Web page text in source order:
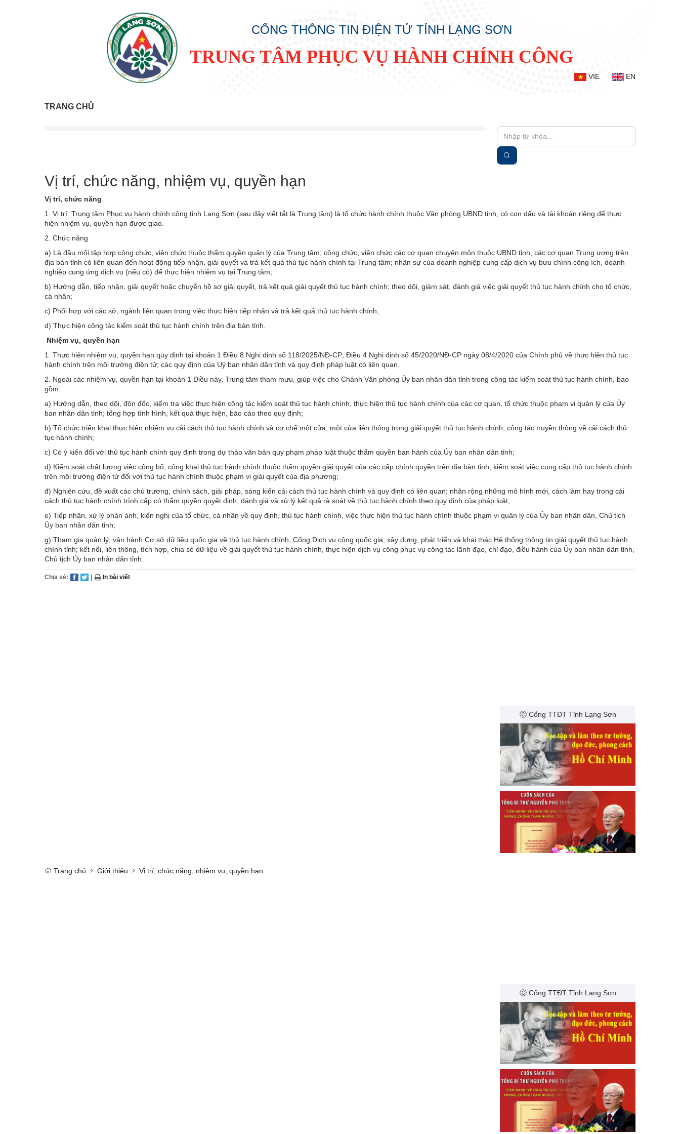
CỔNG THÔNG TIN ĐIỆN TỬ TỈNH LẠNG SƠN
TRUNG TÂM PHỤC VỤ HÀNH CHÍNH CÔNG
VIE EN
TRANG CHỦ
Vị trí, chức năng, nhiệm vụ, quyền hạn
Vị trí, chức năng
1. Vị trí: Trung tâm Phục vụ hành chính công tỉnh Lạng Sơn (sau đây viết tắt là Trung tâm) là tổ chức hành chính thuộc Văn phòng UBND tỉnh, có con dấu và tài khoản riêng để thực
hiện nhiệm vụ, quyền hạn được giao.
2. Chức năng
a) Là đầu mối tập hợp công chức, viên chức thuộc thẩm quyền quản lý của Trung tâm; công chức, viên chức các cơ quan chuyên môn thuộc UBND tỉnh, các cơ quan Trung ương trên
địa bàn tỉnh có liên quan đến hoạt động tiếp nhận, giải quyết và trả kết quả thủ tục hành chính tại Trung tâm; nhân sự của doanh nghiệp cung cấp dịch vụ bưu chính công ích, doanh
nghiệp cung ứng dịch vụ (nếu có) để thực hiện nhiệm vụ tại Trung tâm;
b) Hướng dẫn, tiếp nhận, giải quyết hoặc chuyển hồ sơ giải quyết, trả kết quả giải quyết thủ tục hành chính; theo dõi, giám sát, đánh giá việc giải quyết thủ tục hành chính cho tổ chức,
cá nhân;
c) Phối hợp với các sở, ngành liên quan trong việc thực hiện tiếp nhận và trả kết quả thủ tục hành chính;
d) Thực hiện công tác kiểm soát thủ tục hành chính trên địa bàn tỉnh.
Nhiệm vụ, quyền hạn
1. Thực hiện nhiệm vụ, quyền hạn quy định tại khoản 1 Điều 8 Nghị định số 118/2025/NĐ-CP; Điều 4 Nghị định số 45/2020/NĐ-CP ngày 08/4/2020 của Chính phủ về thực hiện thủ tục
hành chính trên môi trường điện tử; các quy định của Uỷ ban nhân dân tỉnh và quy định pháp luật có liên quan.
2. Ngoài các nhiệm vụ, quyền hạn tại khoản 1 Điều này, Trung tâm tham mưu, giúp việc cho Chánh Văn phòng Ủy ban nhân dân tỉnh trong công tác kiểm soát thủ tục hành chính, bao
gồm:
a) Hướng dẫn, theo dõi, đôn đốc, kiểm tra việc thực hiện công tác kiểm soát thủ tục hành chính, thực hiện thủ tục hành chính của các cơ quan, tổ chức thuộc phạm vi quản lý của Ủy
ban nhân dân tỉnh; tổng hợp tình hình, kết quả thực hiện, báo cáo theo quy định;
b) Tổ chức triển khai thực hiện nhiệm vụ cải cách thủ tục hành chính và cơ chế một cửa, một cửa liên thông trong giải quyết thủ tục hành chính; công tác truyền thông về cải cách thủ
tục hành chính;
c) Có ý kiến đối với thủ tục hành chính quy định trong dự thảo văn bản quy phạm pháp luật thuộc thẩm quyền ban hành của Ủy ban nhân dân tỉnh;
d) Kiểm soát chất lượng việc công bố, công khai thủ tục hành chính thuộc thẩm quyền giải quyết của các cấp chính quyền trên địa bàn tỉnh; kiểm soát việc cung cấp thủ tục hành chính
trên môi trường điện tử đối với thủ tục hành chính thuộc phạm vi giải quyết của địa phương;
đ) Nghiên cứu, đề xuất các chủ trương, chính sách, giải pháp, sáng kiến cải cách thủ tục hành chính và quy định có liên quan; nhân rộng những mô hình mới, cách làm hay trong cải
cách thủ tục hành chính trình cấp có thẩm quyền quyết định; đánh giá và xử lý kết quả rà soát về thủ tục hành chính theo quy định của pháp luật;
e) Tiếp nhận, xử lý phản ánh, kiến nghị của tổ chức, cá nhân về quy định, thủ tục hành chính, việc thực hiện thủ tục hành chính thuộc phạm vi quản lý của Ủy ban nhân dân, Chủ tịch
Ủy ban nhân dân tỉnh;
g) Tham gia quản lý, vận hành Cơ sở dữ liệu quốc gia về thủ tục hành chính, Cổng Dịch vụ công quốc gia; xây dựng, phát triển và khai thác Hệ thống thông tin giải quyết thủ tục hành
chính tỉnh; kết nối, liên thông, tích hợp, chia sẻ dữ liệu về giải quyết thủ tục hành chính, thực hiện dịch vụ công phục vụ công tác lãnh đạo, chỉ đạo, điều hành của Ủy ban nhân dân tỉnh,
Chủ tịch Ủy ban nhân dân tỉnh.
Chia sẻ: | In bài viết
Ⓒ Cổng TTĐT Tỉnh Lạng Sơn
Trang chủ Giới thiệu Vị trí, chức năng, nhiệm vụ, quyền hạn
Ⓒ Cổng TTĐT Tỉnh Lạng Sơn